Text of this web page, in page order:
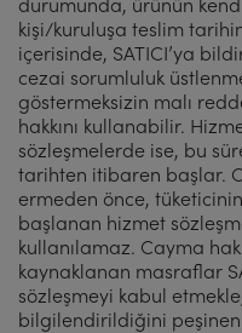
kişi/kuruluşa teslim
içerisinde, SATICI’ya
cezai sorumluluk
göstermeksizin malı
hakkını kullanabilir.
sözleşmelerde ise, bu
tarihten itibaren başlar.
ermeden önce,
başlanan hizmet
kullanılamaz. Cayma
kaynaklanan masraflar
sözleşmeyi kabul
bilgilendirildiğini